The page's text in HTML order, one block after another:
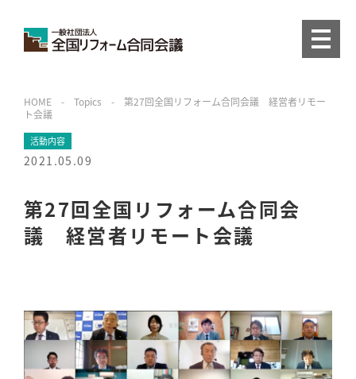
HOME - Topics - 第27回全国リフォーム合同会議 経営者リモー
ト会議
活動内容
2021.05.09
第27回全国リフォーム合同会
議 経営者リモート会議